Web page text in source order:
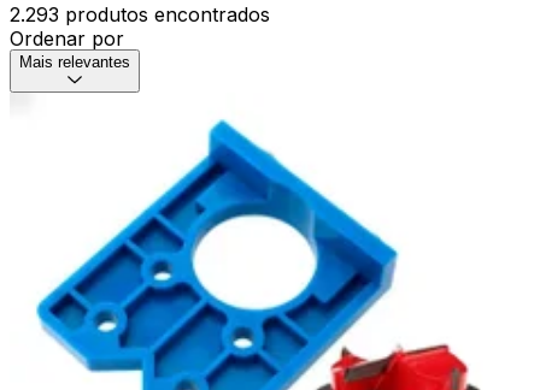
2.293 produtos encontrados
Ordenar por
Mais relevantes